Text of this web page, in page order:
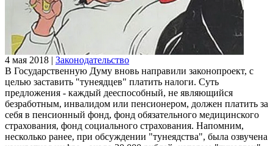
4 мая 2018 | Законодательство
В Государственную Думу вновь направили законопроект, с
целью заставить "тунеядцев" платить налоги. Суть
предложения - каждый дееспособный, не являющийся
безработным, инвалидом или пенсионером, должен платить за
себя в пенсионный фонд, фонд обязательного медицинского
страхования, фонд социального страхования. Напомним,
несколько ранее, при обсуждении "тунеядства", была озвучена